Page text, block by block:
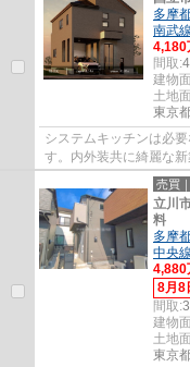
多摩
南武線
4,180
間取:
建物
土地
東京
システムキッチンは必
す。内外装共に綺麗な
15帖以上のLDKのおか
売買
立川
料
多摩
中央線
4,880
8月8
間取:
建物
土地
東京